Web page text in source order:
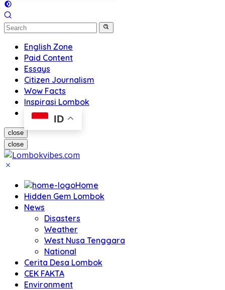
English Zone
Paid Content
Essays
Citizen Journalism
Wow Facts
Inspirasi Lombok
ID
close
close
Home
Hidden Gem Lombok
News
Disasters
Weather
West Nusa Tenggara
National
Cerita Desa Lombok
CEK FAKTA
Environment